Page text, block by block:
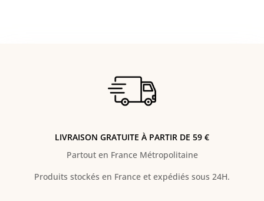
LIVRAISON GRATUITE À PARTIR DE 59 €
Partout en France Métropolitaine
Produits stockés en France et expédiés sous 24H.